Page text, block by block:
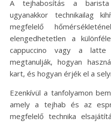
A tejhabosítás a
ugyanakkor technikailag
megfelelő
elengedhetetlen a
cappuccino vagy a latte
megtanulják, hogyan
kart, és hogyan érjék el a
Ezenkívül a tanfolyamon
amely a tejhab és az
megfelelő technika